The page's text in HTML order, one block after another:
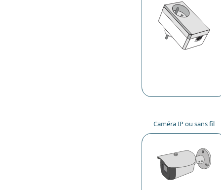
Caméra IP ou sans fil